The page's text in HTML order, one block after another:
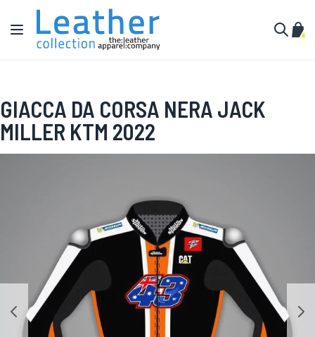
Salta al contenuto
Toggle Nav
GIACCA DA CORSA NERA JACK
MILLER KTM 2022